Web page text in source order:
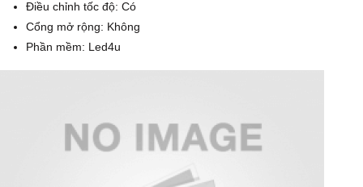
Điều chỉnh tốc độ: Có
Cổng mở rộng: Không
Phần mềm: Led4u